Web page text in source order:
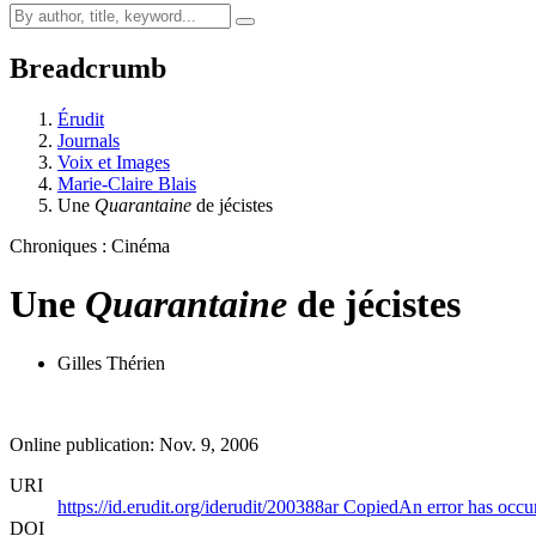
Breadcrumb
Érudit
Journals
Voix et Images
Marie-Claire Blais
Une Quarantaine de jécistes
Chroniques : Cinéma
Une Quarantaine de jécistes
Gilles Thérien
Online publication: Nov. 9, 2006
URI
https://id.erudit.org/iderudit/200388arCopiedAn error has
DOI